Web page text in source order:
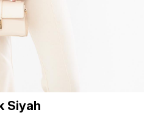
Siyah